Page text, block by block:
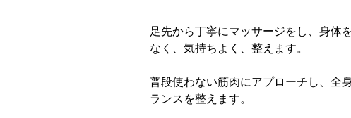
足先から丁寧にマッサージをし、身体
なく、気持ちよく、整えます。
普段使わない筋肉にアプローチし、全
ランスを整えます。